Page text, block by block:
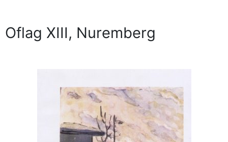
Oflag XIII, Nuremberg